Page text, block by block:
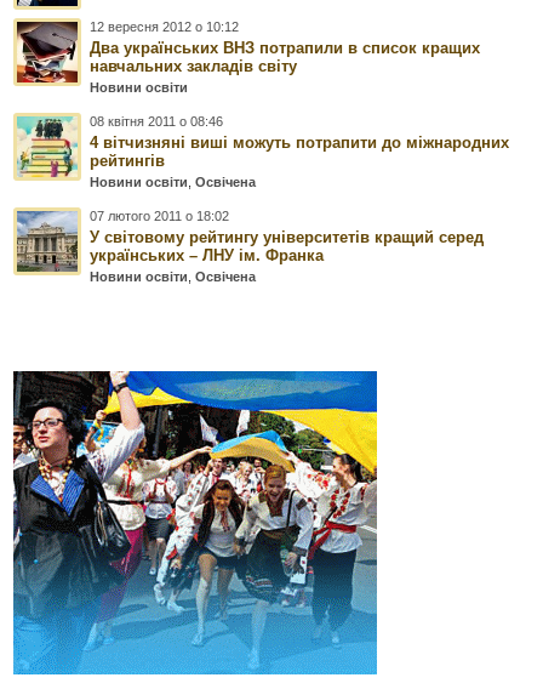
12 вересня 2012 о 10:12
Два українських ВНЗ потрапили в список кращих
навчальних закладів світу
Новини освіти
08 квітня 2011 о 08:46
4 вітчизняні виші можуть потрапити до міжнародних
рейтингів
Новини освіти ,Освічена
07 лютого 2011 о 18:02
У світовому рейтингу університетів кращий серед
українських – ЛНУ ім. Франка
Новини освіти ,Освічена